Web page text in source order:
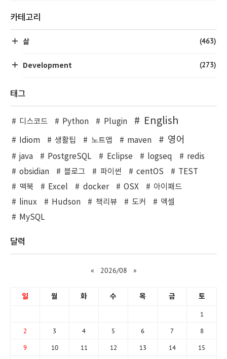
카테고리
삶 (463)
Development (273)
태그
디스코드 Python Plugin English
Idiom 생활팁 노트앱 maven 영어
java PostgreSQL Eclipse logseq
redis
obsidian
블로그 파이썬 centOS
TEST
맥북
Excel docker OSX
아이패드
linux
Hudson 책리뷰 도커
엑셀
MySQL
달력
« 2026/08 »
일 월 화 수 목 금 토
1
2 3 4 5 6 7 8
9 10 11 12 13 14 15